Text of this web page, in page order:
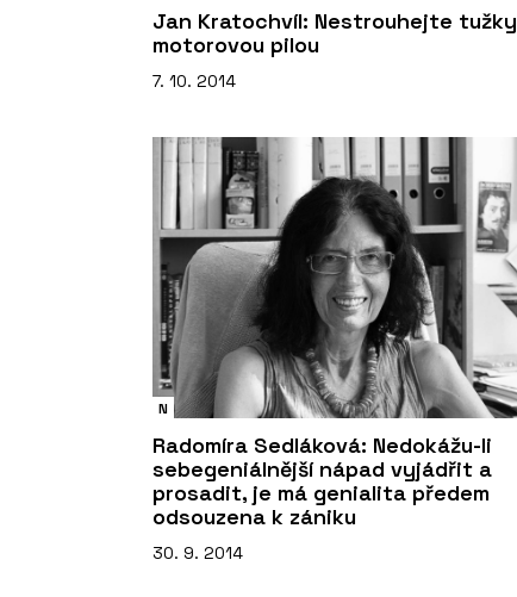
Jan Kratochvíl: Nestrouhejte tužky
motorovou pilou
7. 10. 2014
N
Radomíra Sedláková: Nedokážu-li
sebegeniálnější nápad vyjádřit a
prosadit, je má genialita předem
odsouzena k zániku
30. 9. 2014